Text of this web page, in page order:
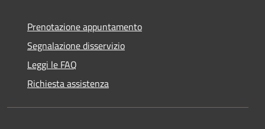
Prenotazione appuntamento
Segnalazione disservizio
Leggi le FAQ
Richiesta assistenza